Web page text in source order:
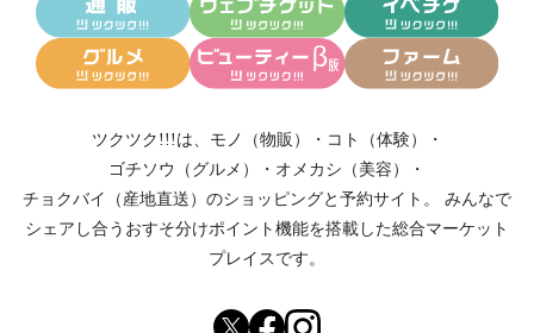
ツクツク!!!は、 モノ（物販） ・ コト（体験）
・
ゴチソウ（グルメ）
・ オメカシ（美容）
・
チョクバイ（産地直送） のショッピングと予約サイト。
みんなで
シェアし合う おすそ分けポイント機能を搭載した総合マーケット
プレイスです。